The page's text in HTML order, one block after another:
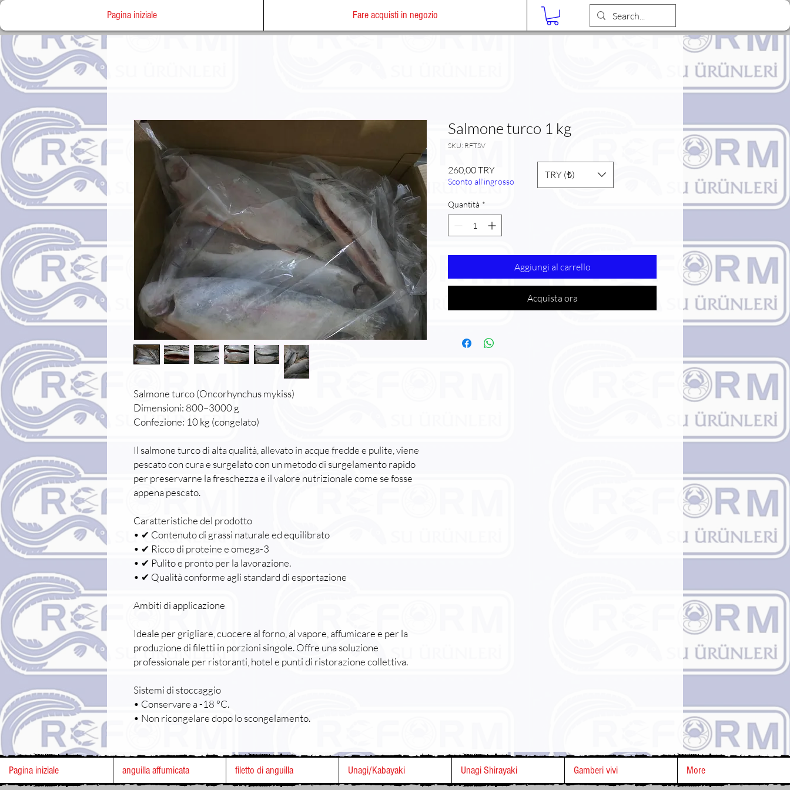
Pagina iniziale Fare acquisti in negozio
Salmone turco (Oncorhynchus mykiss)
Dimensioni: 800–3000 g
Confezione: 10 kg (congelato)
Il salmone turco di alta qualità, allevato in acque fredde e pulite, viene
pescato con cura e surgelato con un metodo di surgelamento rapido
per preservarne la freschezza e il valore nutrizionale come se fosse
appena pescato.
Caratteristiche del prodotto
• ✔ Contenuto di grassi naturale ed equilibrato
• ✔ Ricco di proteine e omega-3
• ✔ Pulito e pronto per la lavorazione.
• ✔ Qualità conforme agli standard di esportazione
Ambiti di applicazione
Ideale per grigliare, cuocere al forno, al vapore, affumicare e per la
produzione di filetti in porzioni singole. Offre una soluzione
professionale per ristoranti, hotel e punti di ristorazione collettiva.
Sistemi di stoccaggio
• Conservare a -18 °C.
• Non ricongelare dopo lo scongelamento.
Salmone turco 1 kg
SKU: RFTSV
260,00 TRYPrezzo
Sconto all'ingrosso
Quantità *
Aggiungi al carrello
Acquista ora
TRY (₺)
Pagina iniziale anguilla affumicata filetto di anguilla Unagi/Kabayaki Unagi Shirayaki Gamberi vivi More